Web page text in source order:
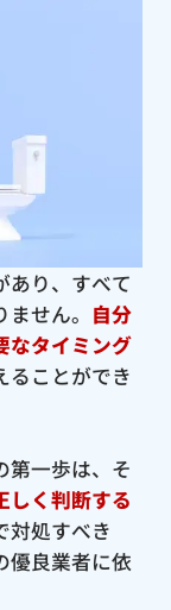
あり、すべて
せん。 自分
なタイミング
ることができ
第一歩は、そ
しく判断する
対処すべき
優良業者に依